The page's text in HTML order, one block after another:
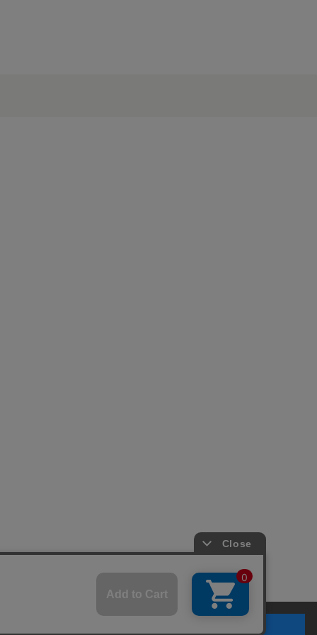
© 2007-2026 A-net Inc.